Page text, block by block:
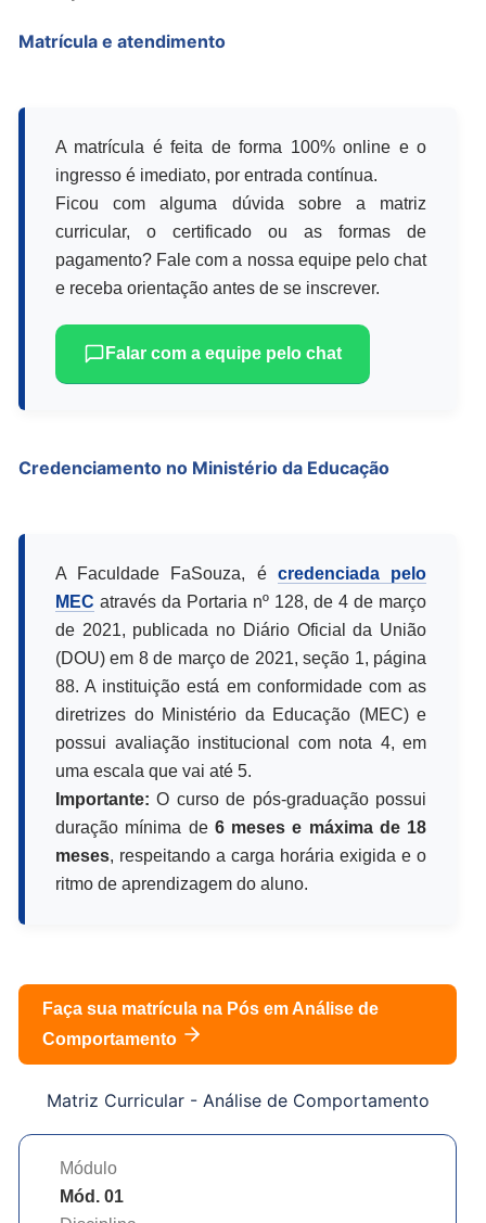
Matrícula e atendimento
A matrícula é feita de forma 100% online e o
ingresso é imediato, por entrada contínua.
Ficou com alguma dúvida sobre a matriz
curricular, o certificado ou as formas de
pagamento? Fale com a nossa equipe pelo chat
e receba orientação antes de se inscrever.
Falar com a equipe pelo chat
Credenciamento no Ministério da Educação
A Faculdade FaSouza, é credenciada pelo
MEC através da Portaria nº 128, de 4 de março
de 2021, publicada no Diário Oficial da União
(DOU) em 8 de março de 2021, seção 1, página
88. A instituição está em conformidade com as
diretrizes do Ministério da Educação (MEC) e
possui avaliação institucional com nota 4, em
uma escala que vai até 5.
Importante: O curso de pós-graduação possui
duração mínima de 6 meses e máxima de 18
meses, respeitando a carga horária exigida e o
ritmo de aprendizagem do aluno.
Faça sua matrícula na Pós emAnálise de
Comportamento
Matriz Curricular - Análise de Comportamento
Módulo
Mód. 01